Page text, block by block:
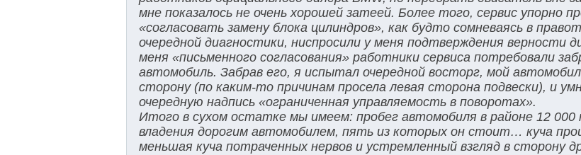
мне показалось не очень хорошей затеей. Более того, сервис упорно
«согласовать замену блока цилиндров», как будто сомневаясь в
очередной диагностики, ниспросили у меня подтверждения верности
меня «письменного согласования» работники сервиса потребовали
автомобиль. Забрав его, я испытал очередной восторг, мой
сторону (по каким-то причинам просела левая сторона подвески), и
очередную надпись «ограниченная управляемость в поворотах».
Итого в сухом остатке мы имеем: пробег автомобиля в районе 12 000
владения дорогим автомобилем, пять из которых он стоит… куча
меньшая куча потраченных нервов и устремленный взгляд в сторону